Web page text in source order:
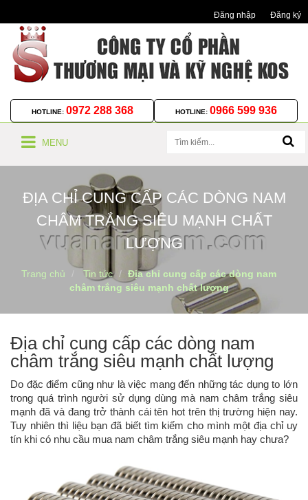
Đăng nhập Đăng ký
HOTLINE: 0972 288 368 HOTLINE: 0966 599 936
MENU
ĐỊA CHỈ CUNG CẤP CÁC DÒNG NAM
CHÂM TRẮNG SIÊU MẠNH CHẤT
LƯỢNG
Trang chủ Tin tức
Địa chỉ cung cấp các dòng nam
châm trắng siêu mạnh chất lượng
Địa chỉ cung cấp các dòng nam
châm trắng siêu mạnh chất lượng
Do đặc điểm cũng như là việc mang đến những tác dụng to lớn
trong quá trình người sử dụng dùng mà nam châm trắng siêu
mạnh đã và đang trở thành cái tên hot trên thị trường hiện nay.
Tuy nhiên thì liệu bạn đã biết tìm kiếm cho mình một địa chỉ uy
tín khi có nhu cầu mua nam châm trắng siêu mạnh hay chưa?